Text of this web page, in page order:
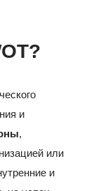
и
,
или
и